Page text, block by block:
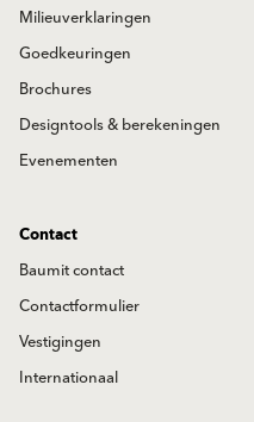
Milieuverklaringen
Goedkeuringen
Brochures
Designtools & berekeningen
Evenementen
Contact
Baumit contact
Contactformulier
Vestigingen
Internationaal